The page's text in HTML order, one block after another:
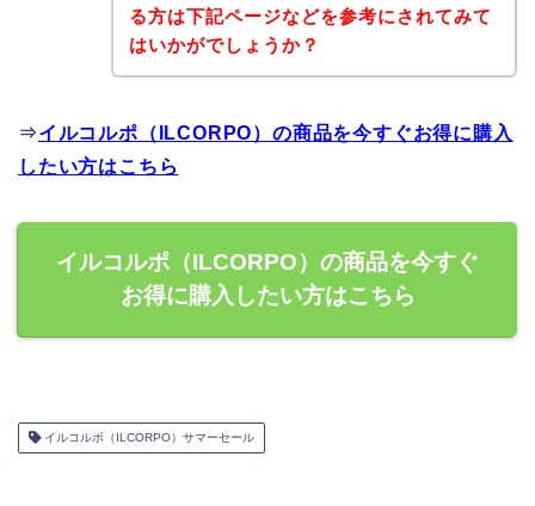
る方は下記ページなどを参考にされてみて
はいかがでしょうか？
⇒イルコルポ（ILCORPO）の商品を今すぐお得に購入
したい方はこちら
イルコルポ（ILCORPO）の商品を今すぐ
お得に購入したい方はこちら
イルコルポ（ILCORPO）サマーセール